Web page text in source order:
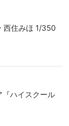
西住みほ 1/350
ハイスクール